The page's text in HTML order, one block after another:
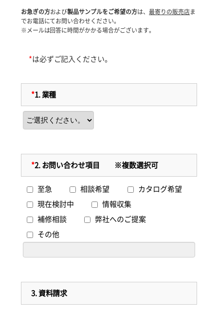
お急ぎの方および製品サンプルをご希望の方は、最寄りの販売店ま
でお電話にてお問い合わせください。
※メールは回答に時間がかかる場合がございます。
*は必ずご記入ください。
*1.業種
*2.お問い合わせ項目 ※複数選択可
至急 相談希望
カタログ希望
現在検討中
情報収集
補修相談
弊社へのご提案
その他
3.資料請求